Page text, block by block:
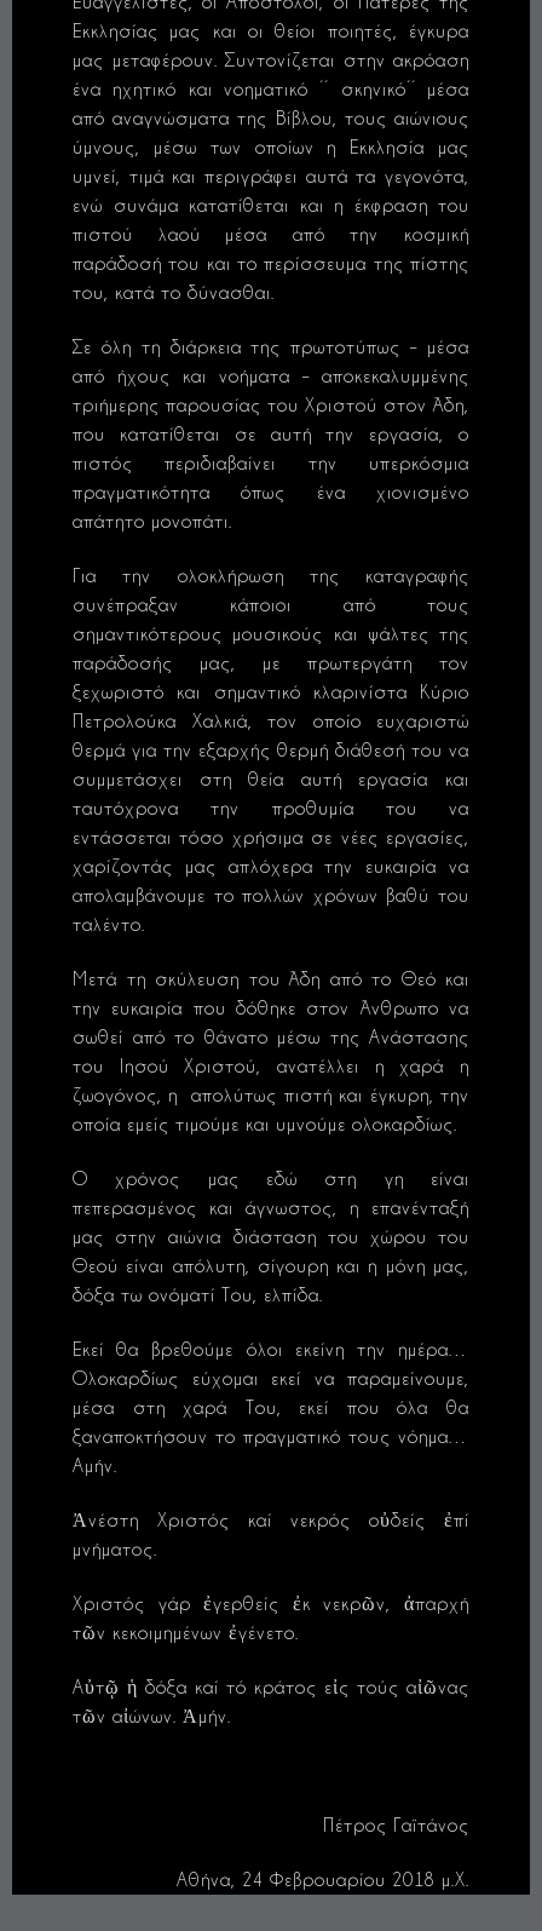
Εκκλησίας μας και οι θείοι ποιητές, έγκυρα
μας μεταφέρουν. Συντονίζεται στην ακρόαση
ένα ηχητικό και νοηματικό ΄΄ σκηνικό΄΄ μέσα
από αναγνώσματα της Βίβλου, τους αιώνιους
ύμνους, μέσω των οποίων η Εκκλησία μας
υμνεί, τιμά και περιγράφει αυτά τα γεγονότα,
ενώ συνάμα κατατίθεται και η έκφραση του
πιστού λαού μέσα από την κοσμική
παράδοσή του και το περίσσευμα της πίστης
του, κατά το δύνασθαι.
Σε όλη τη διάρκεια της πρωτοτύπως – μέσα
από ήχους και νοήματα – αποκεκαλυμμένης
τριήμερης παρουσίας του Χριστού στον Άδη,
που κατατίθεται σε αυτή την εργασία, ο
πιστός περιδιαβαίνει την υπερκόσμια
πραγματικότητα όπως ένα χιονισμένο
απάτητο μονοπάτι.
Για την ολοκλήρωση της καταγραφής
συνέπραξαν κάποιοι από τους
σημαντικότερους μουσικούς και ψάλτες της
παράδοσής μας, με πρωτεργάτη τον
ξεχωριστό και σημαντικό κλαρινίστα Κύριο
Πετρολούκα Χαλκιά, τον οποίο ευχαριστώ
θερμά για την εξαρχής θερμή διάθεσή του να
συμμετάσχει στη θεία αυτή εργασία και
ταυτόχρονα την προθυμία του να
εντάσσεται τόσο χρήσιμα σε νέες εργασίες,
χαρίζοντάς μας απλόχερα την ευκαιρία να
απολαμβάνουμε το πολλών χρόνων βαθύ του
ταλέντο.
Μετά τη σκύλευση του Άδη από το Θεό και
την ευκαιρία που δόθηκε στον Άνθρωπο να
σωθεί από το θάνατο μέσω της Ανάστασης
του Ιησού Χριστού, ανατέλλει η χαρά η
ζωογόνος, η απολύτως πιστή και έγκυρη, την
οποία εμείς τιμούμε και υμνούμε ολοκαρδίως.
Ο χρόνος μας εδώ στη γη είναι
πεπερασμένος και άγνωστος, η επανένταξή
μας στην αιώνια διάσταση του χώρου του
Θεού είναι απόλυτη, σίγουρη και η μόνη μας,
δόξα τω ονόματί Του, ελπίδα.
Εκεί θα βρεθούμε όλοι εκείνη την ημέρα…
Ολοκαρδίως εύχομαι εκεί να παραμείνουμε,
μέσα στη χαρά Του, εκεί που όλα θα
ξαναποκτήσουν το πραγματικό τους νόημα…
Αμήν.
Ἀνέστη Χριστός καί νεκρός οὐδείς ἐπί
μνήματος.
Χριστός γάρ ἐγερθείς ἐκ νεκρῶν, ἀπαρχή
τῶν κεκοιμημένων ἐγένετο.
Αὐτῷ ἡ δόξα καί τό κράτος εἰς τούς αἰῶνας
τῶν αἰώνων. Ἀμήν.
Πέτρος Γαϊτάνος
Αθήνα, 24 Φεβρουαρίου 2018 μ.Χ.